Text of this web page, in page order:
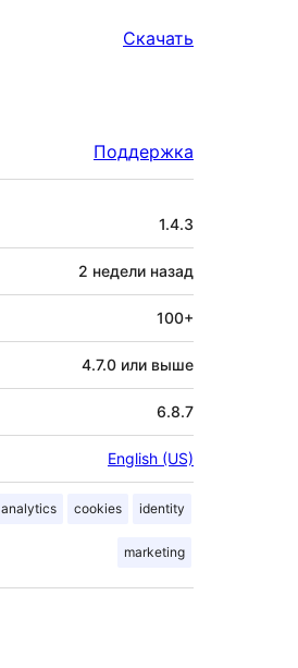
Скачать
Поддержка
1.4.3
2 недели назад
100+
4.7.0 или выше
6.8.7
English (US)
analytics cookies identity
marketing